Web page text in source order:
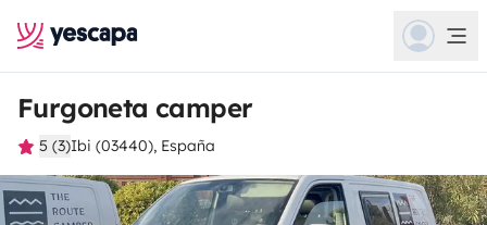
Furgoneta camper
5 (3)Ibi (03440), España